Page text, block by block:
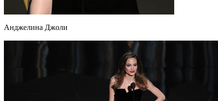
Анджелина Джоли